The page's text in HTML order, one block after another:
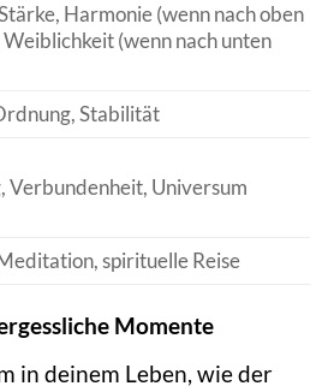
Harmonie (wenn nach oben
(wenn nach unten
Stabilität
Verbundenheit, Universum
spirituelle Reise
Momente
in deinem Leben, wie der